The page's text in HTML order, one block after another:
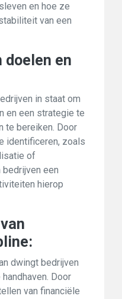
en hoe ze
van een
doelen en
in staat om
en een strategie te
te bereiken. Door
identificeren, zoals
of
een
hierop
dwingt bedrijven
Door
van financiële